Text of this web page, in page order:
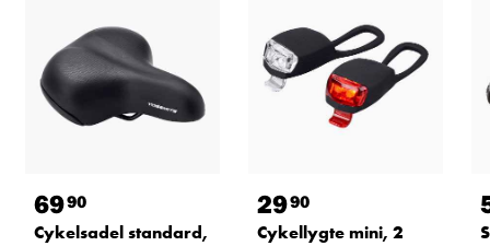
6990
Cykelsadel standard,
2990
Cykellygte mini, 2